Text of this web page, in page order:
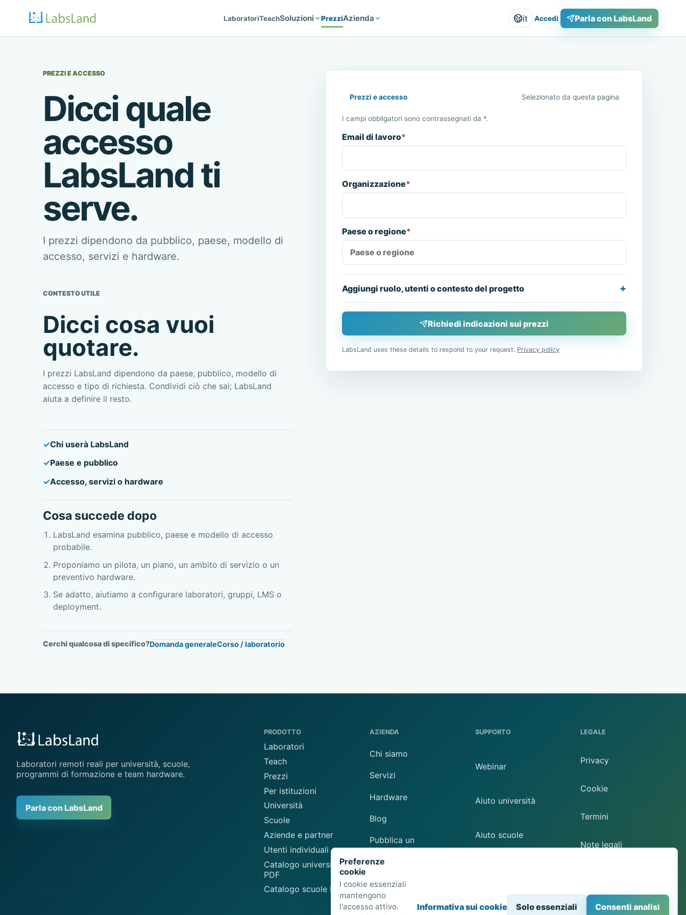
LaboratoriTeachSoluzioni PrezziAzienda it Accedi Parla con LabsLand
PREZZI E ACCESSO
Dicci quale
accesso
LabsLand ti
serve.
I prezzi dipendono da pubblico, paese, modello di
accesso, servizi e hardware.
Prezzi e accesso Selezionato da questa pagina
I campi obbligatori sono contrassegnati da *.
Email di lavoro*
Organizzazione*
Paese o regione*
Aggiungi ruolo, utenti o contesto del progetto
Richiedi indicazioni sui prezzi
LabsLand uses these details to respond to your request. Privacy policy
CONTESTO UTILE
Dicci cosa vuoi
quotare.
I prezzi LabsLand dipendono da paese, pubblico, modello di
accesso e tipo di richiesta. Condividi ciò che sai; LabsLand
aiuta a definire il resto.
Chi userà LabsLand
Paese e pubblico
Accesso, servizi o hardware
Cosa succede dopo
LabsLand esamina pubblico, paese e modello di accesso
probabile.
Proponiamo un pilota, un piano, un ambito di servizio o un
preventivo hardware.
Se adatto, aiutiamo a configurare laboratori, gruppi, LMS o
deployment.
Cerchi qualcosa di specifico?Domanda generaleCorso / laboratorio
Laboratori remoti reali per università, scuole,
programmi di formazione e team hardware.
Parla con LabsLand
PRODOTTO
Laboratori
Teach
Prezzi
Per istituzioni
Università
Scuole
Aziende e partner
Utenti individuali
Catalogo universitario
PDF
Catalogo scuole PDF
AZIENDA
Chi siamo
Servizi
Hardware
Blog
Pubblica un
laboratorio
laboratorio
SUPPORTO
Webinar
Aiuto università
Aiuto scuole
LEGALE
Privacy
Cookie
Termini
Note legali
Preferenze
cookie
I cookie essenziali
mantengono
l'accesso attivo.
Informativa sui cookie Solo essenziali Consenti analisi